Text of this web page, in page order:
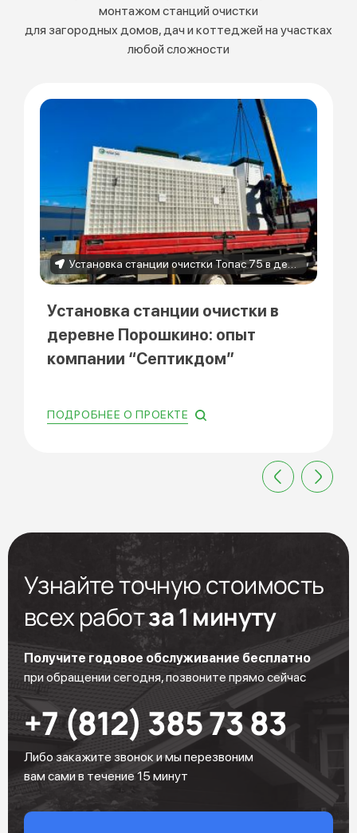
монтажом станций очистки
для загородных домов, дач и коттеджей на участках
любой сложности
Установка станции очистки Топас 75 в деревне Порошкино
Установка станции очистки в
деревне Порошкино: опыт
компании “Септикдом”
ПОДРОБНЕЕ О ПРОЕКТЕ
Узнайте точную стоимость
всех работза 1 минуту
Получите годовое обслуживание бесплатно
при обращении сегодня, позвоните прямо сейчас
+7 (812) 385 73 83
Либо закажите звонок и мы перезвоним
вам сами в течение 15 минут